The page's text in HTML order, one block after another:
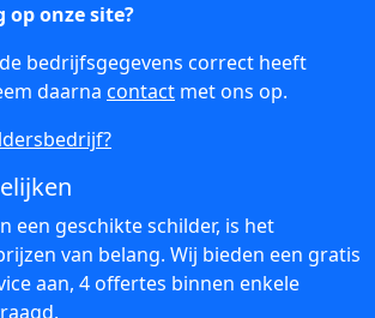
op onze site?
bedrijfsgegevens correct heeft
daarna contact met ons op.
een geschikte schilder, is het
van belang. Wij bieden een gratis
aan, 4 offertes binnen enkele